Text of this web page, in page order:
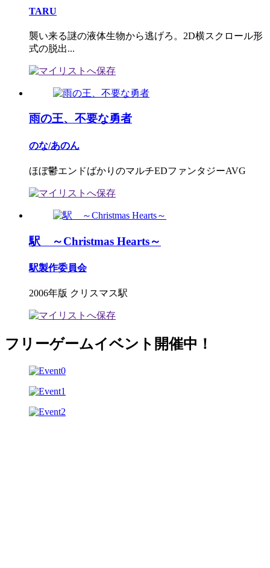
TARU
襲い来る謎の液体生物から逃げろ。2D横スクロール形
式の脱出...
雨の王、不要な勇者
のな/あのん
ほぼ鬱エンドばかりのマルチEDファンタジーAVG
駅 ～Christmas Hearts～
駅製作委員会
2006年版 クリスマス駅
フリーゲームイベント開催中！